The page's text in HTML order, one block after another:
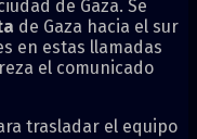
de Gaza. Se
de Gaza hacia el sur
en estas llamadas
el comunicado
trasladar el equipo